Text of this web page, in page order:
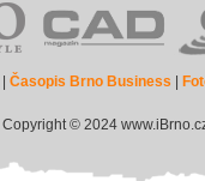
|Časopis Brno Business
Copyright © 2024